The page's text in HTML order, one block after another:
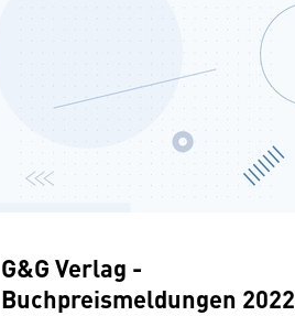
G&G Verlag -
Buchpreismeldungen 2022